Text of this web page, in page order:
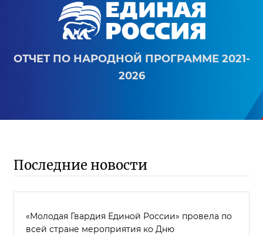
ОТЧЕТ ПО НАРОДНОЙ ПРОГРАММЕ 2021-
2026
Последние новости
«Молодая Гвардия Единой России» провела по
всей стране мероприятия ко Дню